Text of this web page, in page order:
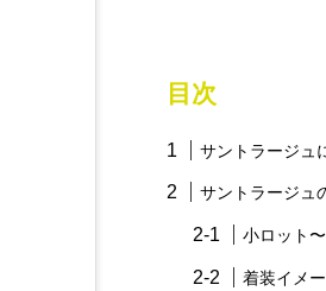
目次
サントラージュ
サントラージュ
小ロット
着装イメ